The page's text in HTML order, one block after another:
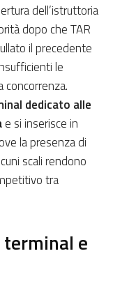
dell’istruttoria
dopo che TAR
il precedente
le
concorrenza.
dedicato alle
e si inserisce in
la presenza di
scali rendono
tra
terminal e